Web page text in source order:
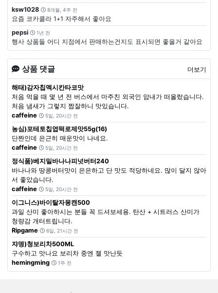
ksw1028
8개월, 4주 전
요즘 코카콜라 1+1 자주해서 좋아요
pepsi
1년 전
행사 상품들 어디 지점에서 판매하는건지도 표시되면 좋을거 같아요
상품 댓글 더보기
해태)감자칩멕시칸타코맛
처음 먹을 때 몇 년 전 버스에서 마주친 외국인 암내가 떠올랐습니다.
처음 냄새가 그렇지 짭잘하니 맛있습니다.
caffeine
5일, 20시간 전
농심)포테토칩엽떡로제맛55g(16)
단짠인데 은근히 매운맛이 나네요.
caffeine
5일, 20시간 전
정식품)베지밀바나나피넛버터240
바나나와 땅콩버터맛이 은은하고 단 맛도 적당하네요. 많이 달지 않아
서 좋았습니다.
caffeine
5일, 20시간 전
이그니스)바이탈자몽캔500
과일 산미 좋아하시는 분들 꼭 드셔보세용. 탄산 + 시트러스 산미가
청량감 개터트립니다.
Ripgame
6일, 21시간 전
쟈뎅)청보리차500ML
구수하고 맛나요 보리차 중엔 젤 맛난듯
hemingming
1주 전